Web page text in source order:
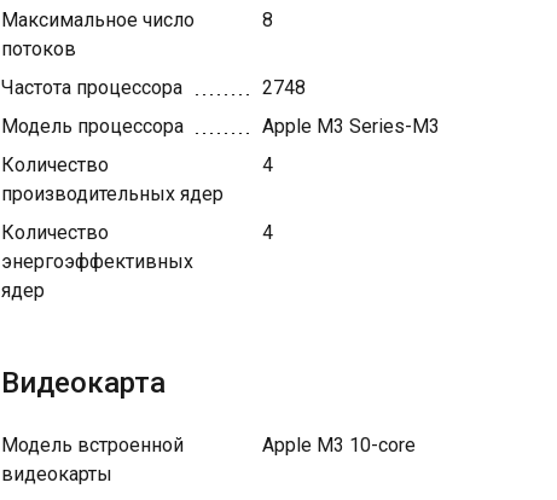
Максимальное число
потоков
8
Частота процессора
2748
Модель процессора
Apple M3 Series-M3
Количество
производительных ядер
4
Количество
энергоэффективных
ядер
4
Видеокарта
Модель встроенной
видеокарты
Apple M3 10-core